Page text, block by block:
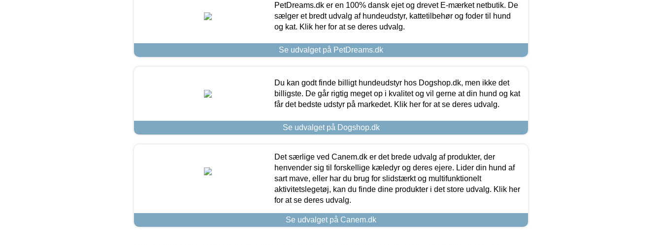
PetDreams.dk er en 100% dansk ejet og drevet E-mærket netbutik. De
sælger et bredt udvalg af hundeudstyr, kattetilbehør og foder til hund
og kat. Klik her for at se deres udvalg.
Se udvalget på PetDreams.dk
Du kan godt finde billigt hundeudstyr hos Dogshop.dk, men ikke det
billigste. De går rigtig meget op i kvalitet og vil gerne at din hund og kat
får det bedste udstyr på markedet. Klik her for at se deres udvalg.
Se udvalget på Dogshop.dk
Det særlige ved Canem.dk er det brede udvalg af produkter, der
henvender sig til forskellige kæledyr og deres ejere. Lider din hund af
sart mave, eller har du brug for slidstærkt og multifunktionelt
aktivitetslegetøj, kan du finde dine produkter i det store udvalg. Klik her
for at se deres udvalg.
Se udvalget på Canem.dk